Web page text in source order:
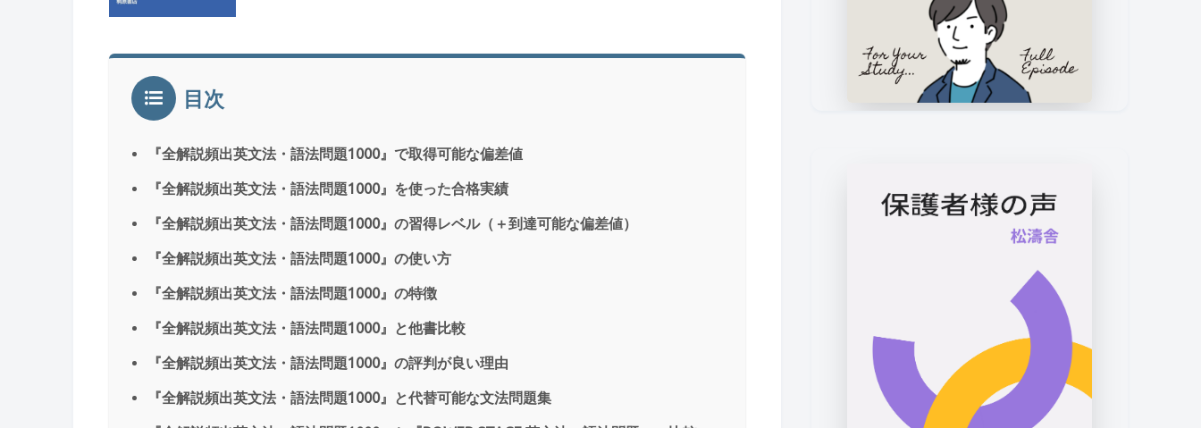
目次
『全解説頻出英文法・語法問題1000』で取得可能な偏差値
『全解説頻出英文法・語法問題1000』を使った合格実績
『全解説頻出英文法・語法問題1000』の習得レベル（＋到達可能な偏差値）
『全解説頻出英文法・語法問題1000』の使い方
『全解説頻出英文法・語法問題1000』の特徴
『全解説頻出英文法・語法問題1000』と他書比較
『全解説頻出英文法・語法問題1000』の評判が良い理由
『全解説頻出英文法・語法問題1000』と代替可能な文法問題集